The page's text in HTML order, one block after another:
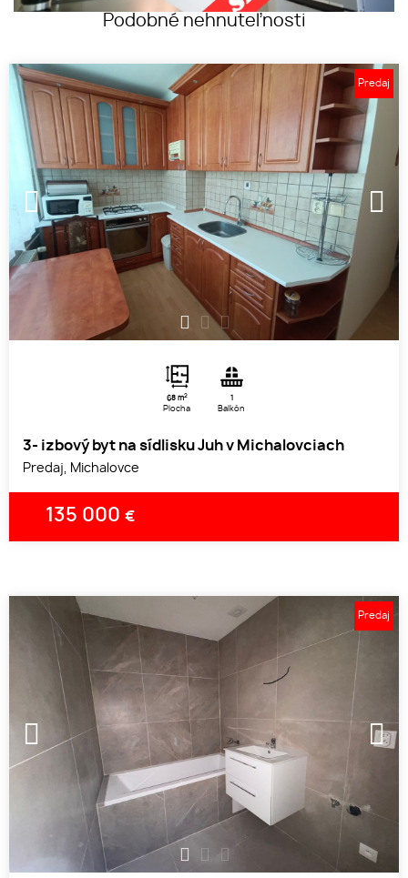
Podobné nehnuteľnosti
2
68 m2
Plocha
1
Balkón
3- izbový byt na sídlisku Juh v Michalovciach
Predaj, Michalovce
135 000 €
Predaj
Predaj